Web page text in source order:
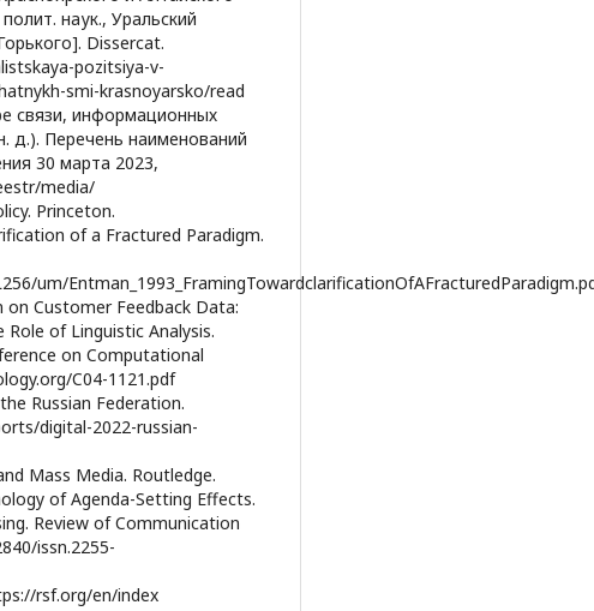
наук., Уральский
Dissercat.
pozitsiya-v-
smi-krasnoyarsko/read
связи, информационных
д.). Перечень наименований
30 марта 2023,
media/
Princeton.
of a Fractured Paradigm.
um/
Customer Feedback Data:
of Linguistic Analysis.
on Computational
C04-1121.pdf
Russian Federation.
digital-2022-russian-
Mass Media. Routledge.
of Agenda-Setting Effects.
Review of Communication
issn.2255-
rsf.org/en/index